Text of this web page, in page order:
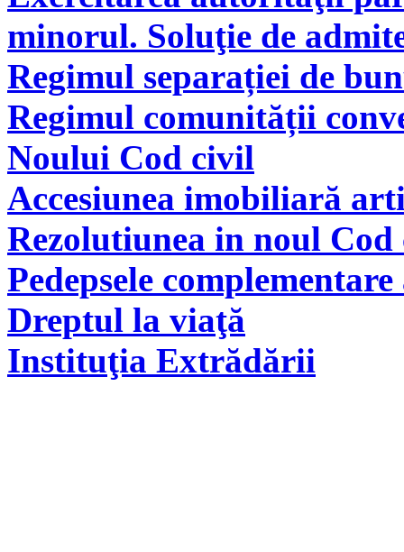
minorul. Soluţie de
Regimul separației de
Regimul comunității
Noului Cod civil
Accesiunea imobiliară
Rezolutiunea in noul
Pedepsele
Dreptul la viaţă
Instituţia Extrădării